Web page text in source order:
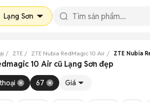
Lạng Sơn
ZTE ZTE Nubia RedMagic 10 Air ZTE Nubia
10 Air cũ Lạng Sơn đẹp
67 Giá